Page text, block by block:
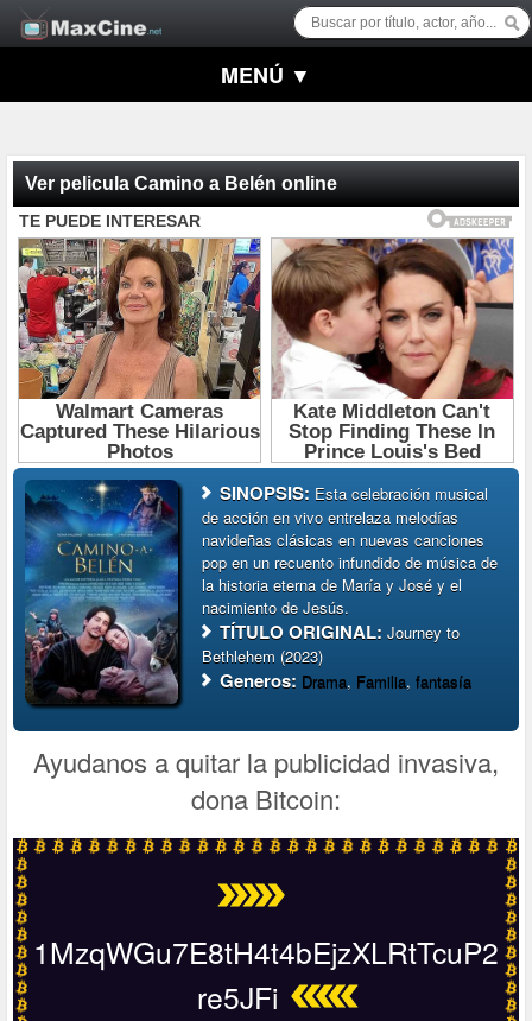
MENÚ ▼
Ver pelicula Camino a Belén online
SINOPSIS: Esta celebración musical
de acción en vivo entrelaza melodías
navideñas clásicas en nuevas canciones
pop en un recuento infundido de música de
la historia eterna de María y José y el
nacimiento de Jesús.
TÍTULO ORIGINAL:Journey to
Bethlehem (2023)
Generos: Drama, Familia, fantasía
Ayudanos a quitar la publicidad invasiva,
dona Bitcoin:
1MzqWGu7E8tH4t4bEjzXLRtTcuP2
re5JFi